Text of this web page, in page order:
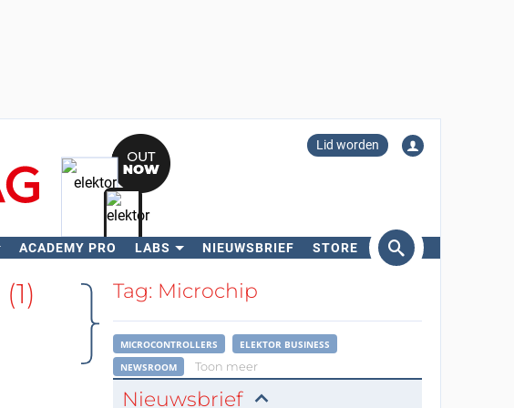
Lid worden
ACADEMY PRO LABS NIEUWSBRIEF STORE
Zoeken
(1) Tag: Microchip
MICROCONTROLLERS
ELEKTOR BUSINESS
NEWSROOM
Toon meer
Nieuwsbrief